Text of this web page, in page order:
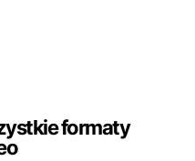
formaty